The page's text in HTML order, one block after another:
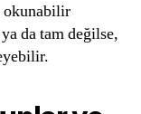
okunabilir
da tam değilse,